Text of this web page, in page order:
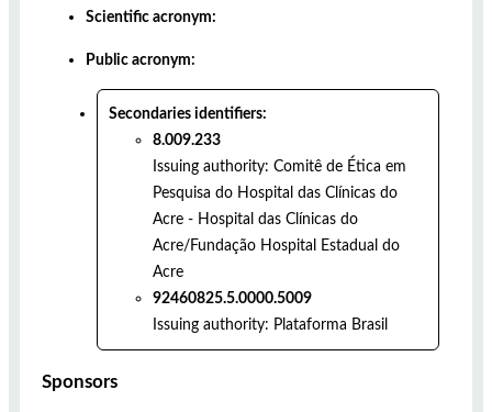
Scientific acronym:
Public acronym:
Secondaries identifiers:
8.009.233
Issuing authority: Comitê de Ética em
Pesquisa do Hospital das Clínicas do
Acre - Hospital das Clínicas do
Acre/Fundação Hospital Estadual do
Acre
92460825.5.0000.5009
Issuing authority: Plataforma Brasil
Sponsors